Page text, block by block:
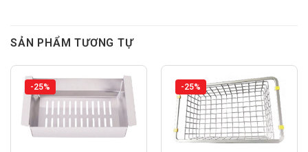
SẢN PHẨM TƯƠNG TỰ
-25% -25%